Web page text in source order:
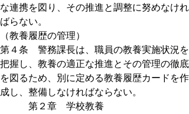
な連携を図り、その推進と調整に努めなけれ
ばらない。
（教養履歴の管理）
第４条 警務課長は、職員の教養実施状況を
把握し、教養の適正な推進とその管理の徹底
を図るため、別に定める教養履歴カードを作
成し、整備しなければならない。
第２章 学校教養